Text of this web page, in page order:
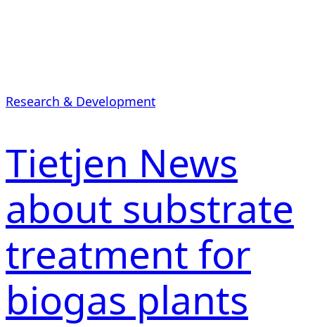
Research & Development
Tietjen News
about substrate
treatment for
biogas plants